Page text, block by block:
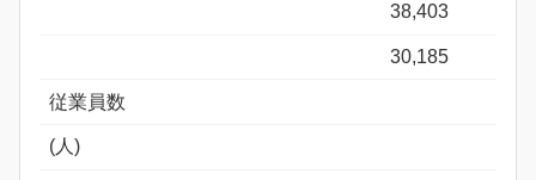
38,403
30,185
従業員数
(人)